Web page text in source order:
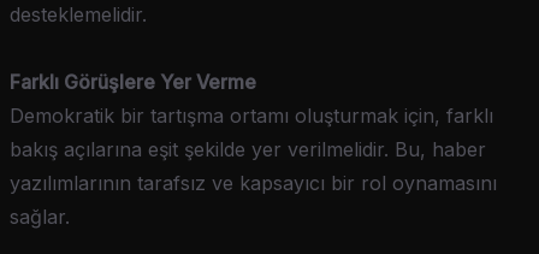
desteklemelidir.
Farklı Görüşlere Yer Verme
Demokratik bir tartışma ortamı oluşturmak için, farklı
bakış açılarına eşit şekilde yer verilmelidir. Bu, haber
yazılımlarının tarafsız ve kapsayıcı bir rol oynamasını
sağlar.